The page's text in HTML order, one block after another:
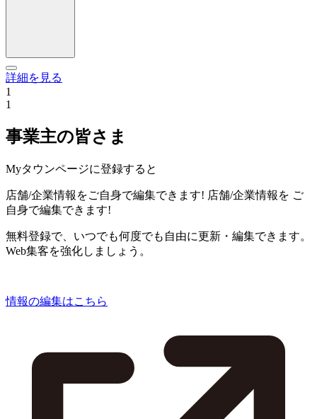
詳細を見る
1
1
事業主の皆さま
Myタウンページに登録すると
店舗/企業情報をご自身で編集できます! 店舗/企業情報を ご
自身で編集できます!
無料登録で、いつでも何度でも自由に更新・編集できます。
Web集客を強化しましょう。
情報の編集はこちら